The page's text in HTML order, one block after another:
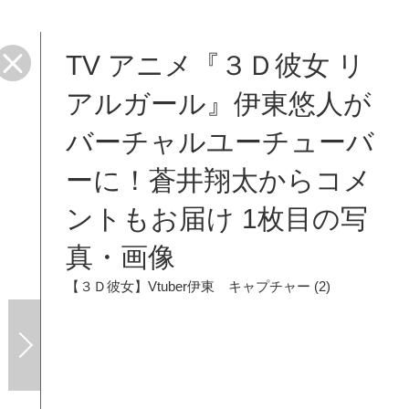
TV アニメ『３Ｄ彼女 リ
アルガール』伊東悠人が
バーチャルユーチューバ
ーに！蒼井翔太からコメ
ントもお届け 1枚目の写
真・画像
【３Ｄ彼女】Vtuber伊東 キャプチャー (2)